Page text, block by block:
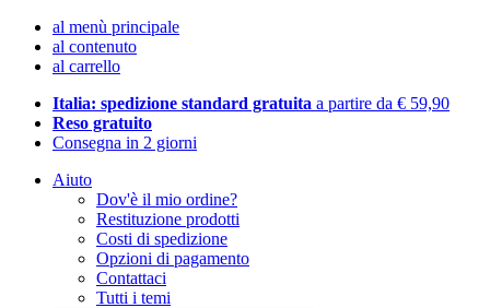
al menù principale
al contenuto
al carrello
Italia: spedizione standard gratuita a partire da € 59,90
Reso gratuito
Consegna in 2 giorni
Aiuto
Dov'è il mio ordine?
Restituzione prodotti
Costi di spedizione
Opzioni di pagamento
Contattaci
Tutti i temi